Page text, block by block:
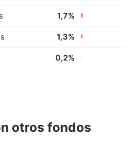
1,7%
1,3%
0,2%
otros fondos